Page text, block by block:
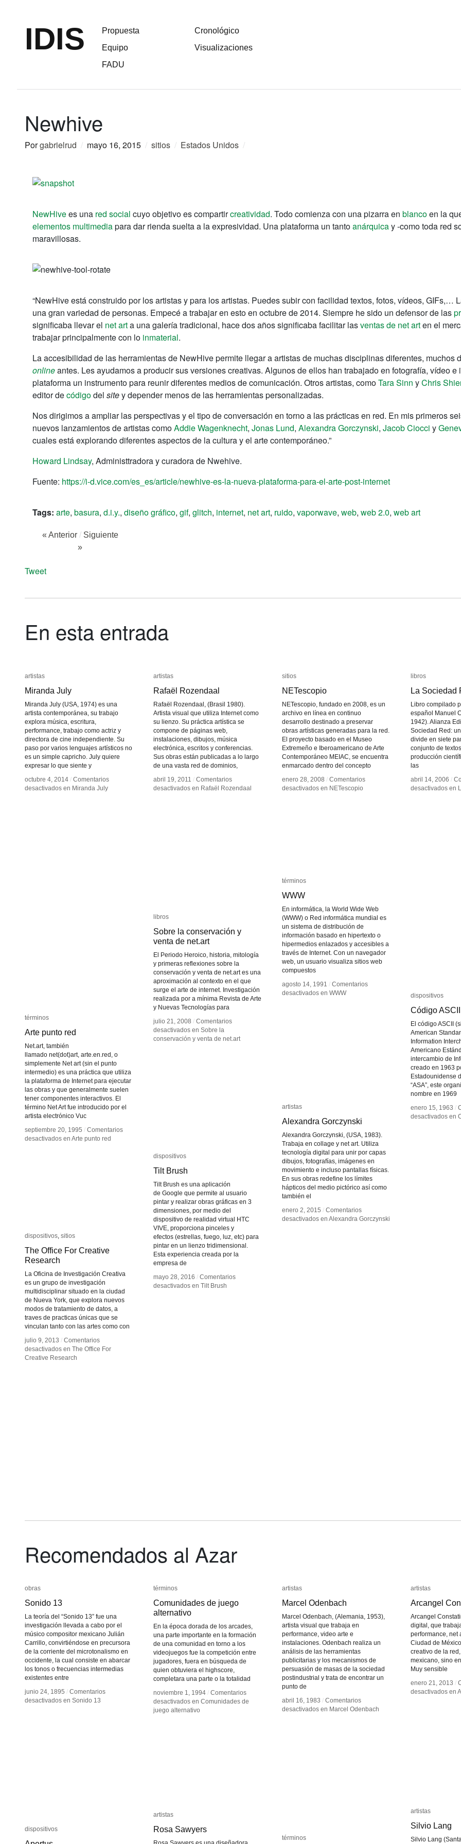
IDIS
Propuesta
Equipo
FADU
Cronológico
Visualizaciones
Newhive
Porgabrielrud / mayo 16, 2015 / sitios / Estados Unidos /
NewHivees una red social cuyo objetivo es compartircreatividad. Todo comienza con una pizarra en blancoen la
elementos multimediapara dar rienda suelta a la expresividad. Una plataforma un tantoanárquicay -como toda red
maravillosas.
“NewHive está construido por los artistas y para los artistas. Puedes subir con facilidad textos, fotos, vídeos, GIFs,…
una gran variedad de personas. Empecé a trabajar en esto en octubre de 2014. Siempre he sido un defensor de las
significaba llevar el net arta una galería tradicional, hace dos años significaba facilitar lasventas de net arten el
trabajar principalmente con lo inmaterial.
La accesibilidad de las herramientas de NewHive permite llegar a artistas de muchas disciplinas diferentes, muchos
onlineantes. Les ayudamos a producir sus versiones creativas. Algunos de ellos han trabajado en fotografía, vídeo e
plataforma un instrumento para reunir diferentes medios de comunicación. Otros artistas, comoTara Sinn yChris
editor decódigodel sitey depender menos de las herramientas personalizadas.
Nos dirigimos a ampliar las perspectivas y el tipo de conversación en torno a las prácticas en red. En mis primeros
nuevos lanzamientos de artistas comoAddie Wagenknecht, Jonas Lund, Alexandra Gorczynski, Jacob Ciocci y
cuales está explorando diferentes aspectos de la cultura y el arte contemporáneo.”
Howard Lindsay, Administtradora y curadora de Nwehive.
Fuente: https://i-d.vice.com/es_es/article/newhive-es-la-nueva-plataforma-para-el-arte-post-internet
Tags: arte, basura, d.i.y., diseño gráfico, gif, glitch, internet, net art, ruido, vaporwave, web, web 2.0, web art
« Anterior / Siguiente
»
Tweet
En esta entrada
artistas
Miranda July
Miranda July (USA, 1974) es una
artista contemporánea, su trabajo
explora música, escritura,
performance, trabajo como actriz y
directora de cine independiente. Su
paso por varios lenguajes artísticos no
es un simple capricho. July quiere
expresar lo que siente y
octubre 4, 2014 / Comentarios
desactivados en Miranda July
artistas
Miranda July
octubre 4, 2014 / Comentarios
desactivados en Miranda July
artistas
Rafaël Rozendaal
Rafaël Rozendaal, (Brasil 1980).
Artista visual que utiliza Internet como
su lienzo. Su práctica artística se
compone de páginas web,
instalaciones, dibujos, música
electrónica, escritos y conferencias.
Sus obras están publicadas a lo largo
de una vasta red de dominios,
abril 19, 2011 / Comentarios
desactivados en Rafaël Rozendaal
artistas
Rafaël Rozendaal
abril 19, 2011 / Comentarios
desactivados en Rafaël Rozendaal
sitios
NETescopio
NETescopio, fundado en 2008, es un
archivo en línea en continuo
desarrollo destinado a preservar
obras artísticas generadas para la red.
El proyecto basado en el Museo
Extremeño e Iberoamericano de Arte
Contemporáneo MEIAC, se encuentra
enmarcado dentro del concepto
enero 28, 2008 / Comentarios
desactivados en NETescopio
sitios
NETescopio
enero 28, 2008 / Comentarios
desactivados en NETescopio
libros
La Sociedad
Libro compilado
español Manuel
1942). Alianza
Sociedad Red:
divide en siete
conjunto de
producción
las
abril 14, 2006 /
desactivados en
libros
La Sociedad
abril 14, 2006 /
desactivados en
términos
WWW
En informática, la World Wide Web
(WWW) o Red informática mundial es
un sistema de distribución de
información basado en hipertexto o
hipermedios enlazados y accesibles a
través de Internet. Con un navegador
web, un usuario visualiza sitios web
compuestos
agosto 14, 1991 / Comentarios
desactivados en WWW
términos
WWW
agosto 14, 1991 / Comentarios
desactivados en WWW
libros
Sobre la conservación y
venta de net.art
El Periodo Heroico, historia, mitología
y primeras reflexiones sobre la
conservación y venta de net.art es una
aproximación al contexto en el que
surge el arte de internet. Investigación
realizada por a mínima Revista de Arte
y Nuevas Tecnologías para
julio 21, 2008 / Comentarios
desactivados en Sobre la
conservación y venta de net.art
libros
Sobre la conservación y
venta de net.art
julio 21, 2008 / Comentarios
desactivados en Sobre la
conservación y venta de net.art
dispositivos
Código ASCII
El código ASCII
American
Information
Americano
intercambio de
creado en 1963
Estadounidense
“ASA”, este
nombre en 1969
enero 15, 1963 /
desactivados en
dispositivos
Código ASCII
enero 15, 1963 /
desactivados en
términos
Arte punto red
Net.art, también
llamado net(dot)art, arte.en.red, o
simplemente Net art (sin el punto
intermedio) es una práctica que utiliza
la plataforma de Internet para ejecutar
las obras y que generalmente suelen
tener componentes interactivos. El
término Net Art fue introducido por el
artista electrónico Vuc
septiembre 20, 1995 / Comentarios
desactivados en Arte punto red
términos
Arte punto red
septiembre 20, 1995 / Comentarios
desactivados en Arte punto red
artistas
Alexandra Gorczynski
Alexandra Gorczynski, (USA, 1983).
Trabaja en collage y net art. Utiliza
tecnología digital para unir por capas
dibujos, fotografías, imágenes en
movimiento e incluso pantallas físicas.
En sus obras redefine los límites
hápticos del medio pictórico así como
también el
enero 2, 2015 / Comentarios
desactivados en Alexandra Gorczynski
artistas
Alexandra Gorczynski
enero 2, 2015 / Comentarios
desactivados en Alexandra Gorczynski
dispositivos
Tilt Brush
Tilt Brush es una aplicación
de Google que permite al usuario
pintar y realizar obras gráficas en 3
dimensiones, por medio del
dispositivo de realidad virtual HTC
VIVE, proporciona pinceles y
efectos (estrellas, fuego, luz, etc) para
pintar en un lienzo tridimensional.
Esta experiencia creada por la
empresa de
mayo 28, 2016 / Comentarios
desactivados en Tilt Brush
dispositivos
Tilt Brush
mayo 28, 2016 / Comentarios
desactivados en Tilt Brush
dispositivos sitios
The Office For Creative
Research
La Oficina de Investigación Creativa
es un grupo de investigación
multidisciplinar situado en la ciudad
de Nueva York, que explora nuevos
modos de tratamiento de datos, a
traves de practicas únicas que se
vinculan tanto con las artes como con
julio 9, 2013 / Comentarios
desactivados en The Office For
Creative Research
dispositivos sitios
The Office For Creative
Research
julio 9, 2013 / Comentarios
desactivados en The Office For
Creative Research
Recomendados al Azar
obras
Sonido 13
La teoría del “Sonido 13” fue una
investigación llevada a cabo por el
músico compositor mexicano Julián
Carrillo, convirtiéndose en precursora
de la corriente del microtonalismo en
occidente, la cual consiste en abarcar
los tonos o frecuencias intermedias
existentes entre
junio 24, 1895 / Comentarios
desactivados en Sonido 13
obras
Sonido 13
junio 24, 1895 / Comentarios
desactivados en Sonido 13
términos
Comunidades de juego
alternativo
En la época dorada de los arcades,
una parte importante en la formación
de una comunidad en torno a los
videojuegos fue la competición entre
jugadores, fuera en búsqueda de
quien obtuviera el highscore,
completara una parte o la totalidad
noviembre 1, 1994 / Comentarios
desactivados en Comunidades de
juego alternativo
términos
Comunidades de juego
alternativo
noviembre 1, 1994 / Comentarios
desactivados en Comunidades de
juego alternativo
artistas
Marcel Odenbach
Marcel Odenbach, (Alemania, 1953),
artista visual que trabaja en
performance, video arte e
instalaciones. Odenbach realiza un
análisis de las herramientas
publicitarias y los mecanismos de
persuasión de masas de la sociedad
postindustrial y trata de encontrar un
punto de
abril 16, 1983 / Comentarios
desactivados en Marcel Odenbach
artistas
Marcel Odenbach
abril 16, 1983 / Comentarios
desactivados en Marcel Odenbach
artistas
Arcangel
Arcangel
digital, que
performance, net
Ciudad de
creativo de la
mexicano, sino
Muy sensible
enero 21, 2013 /
desactivados en
artistas
Arcangel
enero 21, 2013 /
desactivados en
artistas
Silvio Lang
Silvio Lang
artistas
Silvio Lang
artistas
Rosa Sawyers
artistas
Rosa Sawyers
dispositivos
dispositivos
términos
términos